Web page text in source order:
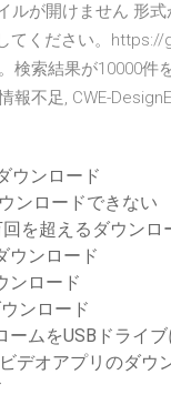
ルが開けません 形
てください。
検索結果が10000件
報不足, CWE-
ウンロード
ンロードできない
を超えるダウンロ
ウンロード
ンロード
ンロード
ムをUSBドライ
デオアプリのダウ